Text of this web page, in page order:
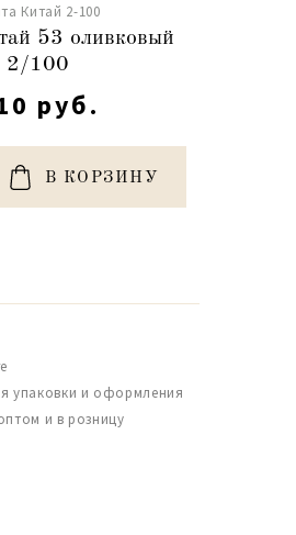
Китай 2-100
53 оливковый
2/100
руб.
В КОРЗИНУ
упаковки и оформления
и в розницу